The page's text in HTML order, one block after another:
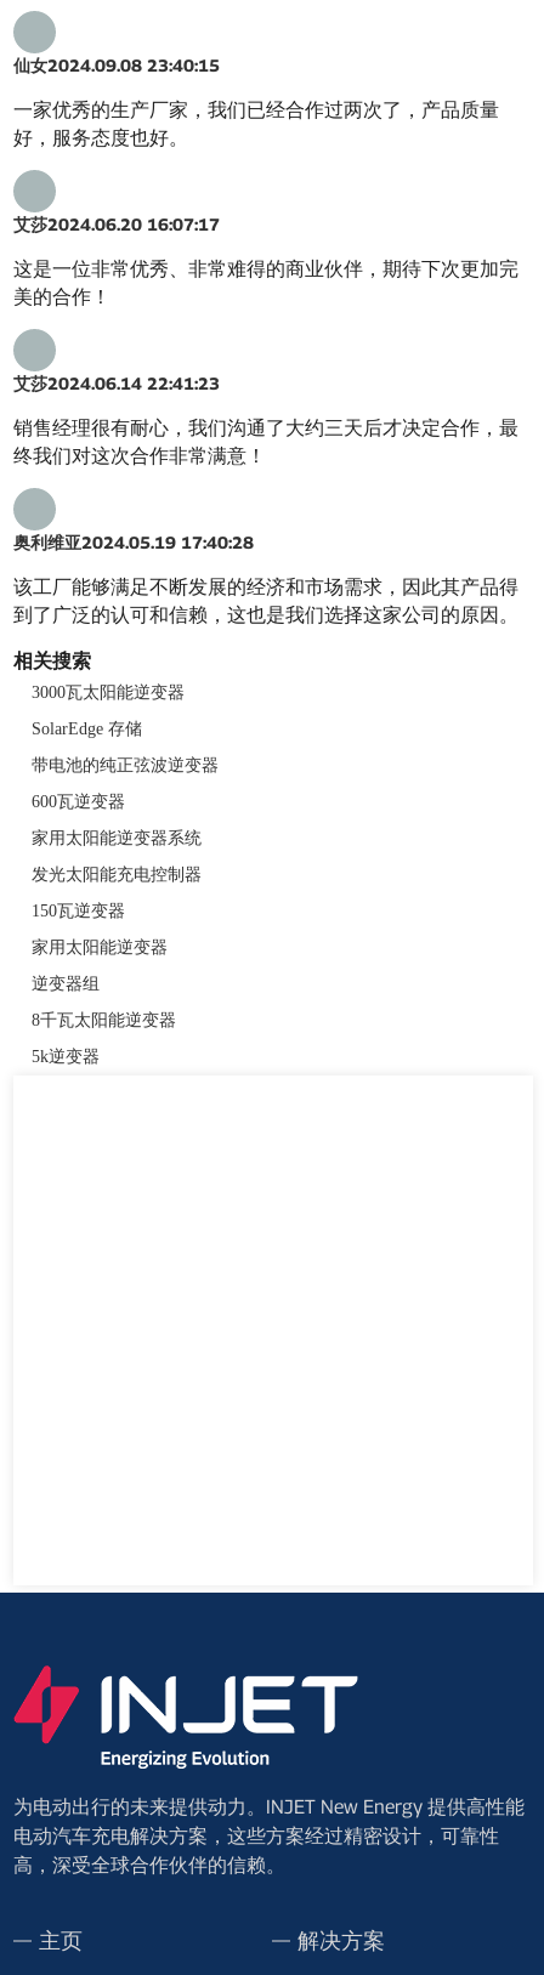
仙女2024.09.08 23:40:15
一家优秀的生产厂家，我们已经合作过两次了，产品质量
好，服务态度也好。
艾莎2024.06.20 16:07:17
这是一位非常优秀、非常难得的商业伙伴，期待下次更加完
美的合作！
艾莎2024.06.14 22:41:23
销售经理很有耐心，我们沟通了大约三天后才决定合作，最
终我们对这次合作非常满意！
奥利维亚2024.05.19 17:40:28
该工厂能够满足不断发展的经济和市场需求，因此其产品得
到了广泛的认可和信赖，这也是我们选择这家公司的原因。
相关搜索
3000瓦太阳能逆变器
SolarEdge 存储
带电池的纯正弦波逆变器
600瓦逆变器
家用太阳能逆变器系统
发光太阳能充电控制器
150瓦逆变器
家用太阳能逆变器
逆变器组
8千瓦太阳能逆变器
5k逆变器
为电动出行的未来提供动力。INJET New Energy 提供高性能
电动汽车充电解决方案，这些方案经过精密设计，可靠性
高，深受全球合作伙伴的信赖。
主页
解决方案